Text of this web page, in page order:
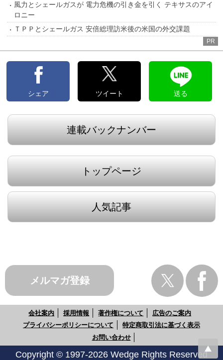
風力とシェールガスが 電力危機の引き金を引く テキサスのアイ
ロニー
ＴＰＰとシェールガス 安倍総理訪米後の米国の外交課題
PR
シェア ツイート 送る
連載バックナンバー
トップページ
人気記事
メルマガ登録
会社案内 採用情報 著作権について
広告のご案内
プライバシーポリシーについて
特定商取引法に基づく表示
お問い合わせ
Copyright © 1997-2026 Wedge Rights Reserved